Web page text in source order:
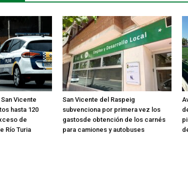
Vicente
hasta 120
de
Río Turia
San Vicente del Raspeig
subvenciona por primera vez los
gastosde obtención de los carnés
para camiones y autobuses